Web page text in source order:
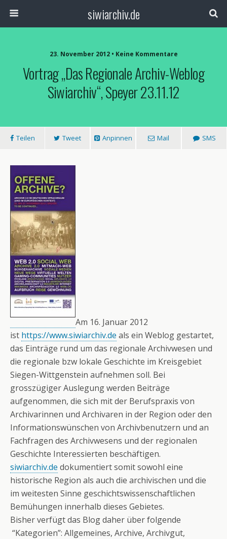
siwiarchiv.de
23. November 2012 • Keine Kommentare
Vortrag „Das Regionale Archiv-Weblog
Siwiarchiv“, Speyer 23.11.12
Teilen Tweet Anpinnen Mail SMS
Am 16. Januar 2012
ist https://www.siwiarchiv.de als ein Weblog gestartet,
das Einträge rund um das regionale Archivwesen und
die regionale bzw lokale Geschichte im Kreisgebiet
Siegen-Wittgenstein aufnehmen soll. Bei
grosszügiger Auslegung werden Beiträge
aufgenommen, die sich mit der Berufspraxis von
Archivarinnen und Archivaren in der Region oder den
Informationswünschen von Archivbenutzern und an
Fachfragen des Archivwesens und der regionalen
Geschichte Interessierten beschäftigen.
siwiarchiv.de dokumentiert somit sowohl eine
historische Region als auch die archivischen und die
im weitesten Sinne geschichtswissenschaftlichen
Bemühungen innerhalb dieses Gebietes.
Bisher verfügt das Blog daher über folgende
“Kategorien”: Allgemeines, Archive, Archivgut,